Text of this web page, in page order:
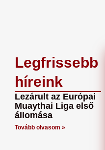
Legfrissebb
híreink
Lezárult az Európai
Muaythai Liga első
állomása
Tovább olvasom »